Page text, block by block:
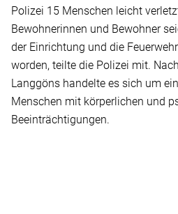
Polizei 15 Menschen leicht
Bewohnerinnen und Bewohner
der Einrichtung und die
worden, teilte die Polizei mit.
Langgöns handelte es sich um
Menschen mit körperlichen und
Beeinträchtigungen.